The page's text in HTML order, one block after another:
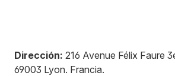
Dirección: 216 Avenue Félix Faure
69003 Lyon. Francia.